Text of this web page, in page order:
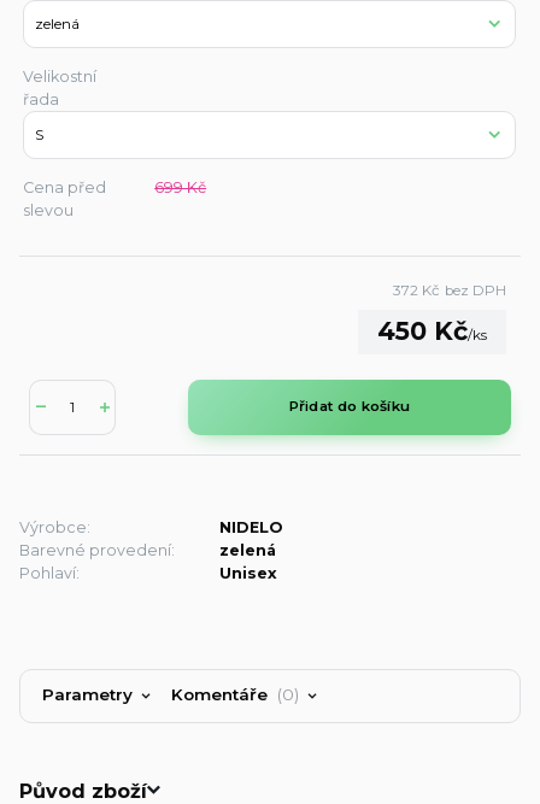
Velikostní
řada
Cena před
slevou
699 Kč
450 Kč/ks
372 Kč bez DPH
Přidat do košíku
Výrobce:
NIDELO
Barevné provedení:
zelená
Pohlaví:
Unisex
Parametry Komentáře 0
Původ zboží